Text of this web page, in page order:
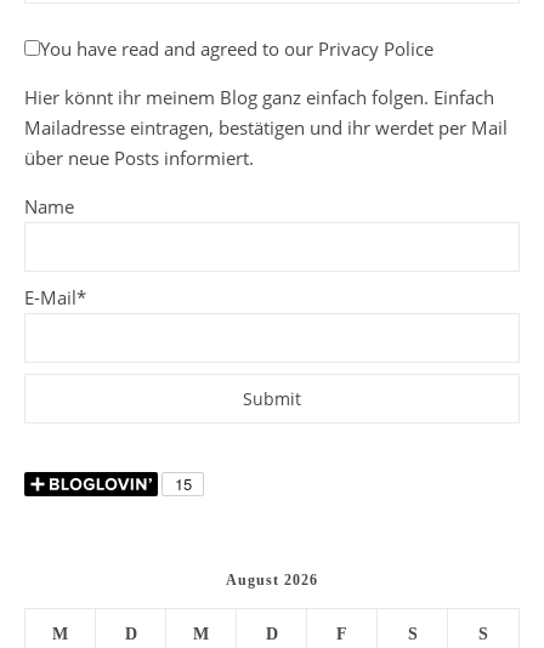
You have read and agreed to our Privacy Police
Hier könnt ihr meinem Blog ganz einfach folgen. Einfach
Mailadresse eintragen, bestätigen und ihr werdet per Mail
über neue Posts informiert.
Name
E-Mail*
August 2026
M D M D F S S